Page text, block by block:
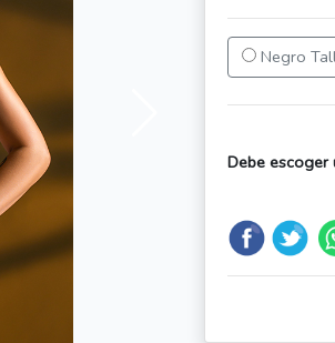
Negro
Debe escoger